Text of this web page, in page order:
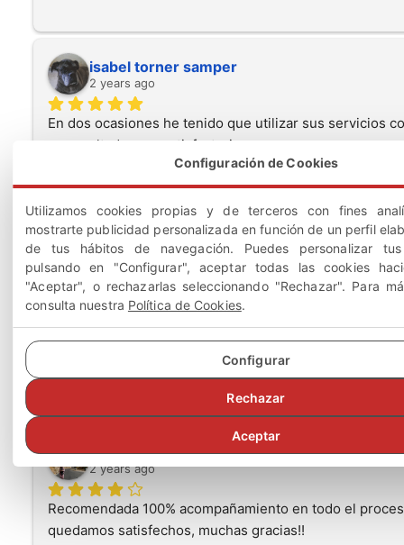
isabel torner samper
2 years ago
En dos ocasiones he tenido que utilizar sus servicios
un resultado muy satisfactorio
Esther L L
2 years ago
Rdi abogados me ha atendido muy correctamente y
llevado mi caso de una manera muy profesional hasta el
final. Si tengo cualquier otro percance no dudaré en
contar con ellos. Lo recomiendo.
Liss Karen Contreras Ceron
2 years ago
Recomendada 100% acompañamiento en todo el
quedamos satisfechos, muchas gracias!!
Configuración de Cookies
Utilizamos cookies propias y de terceros con fines
mostrarte publicidad personalizada en función de un perfil
de tus hábitos de navegación. Puedes personalizar tus
pulsando en "Configurar", aceptar todas las cookies
"Aceptar", o rechazarlas seleccionando "Rechazar". Para
consulta nuestra Política de Cookies.
Configurar
Rechazar
Aceptar